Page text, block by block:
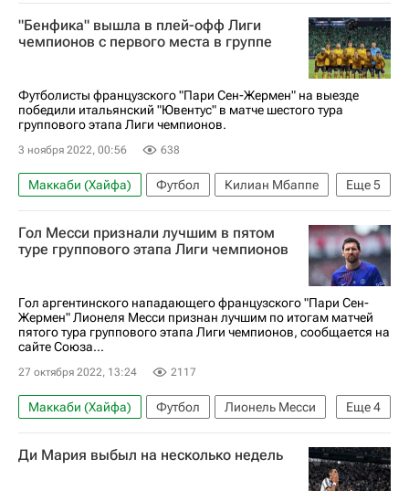
Александр Сторожук
Краснодар
Уотфорд
Футбольные трансферы и слухи
Трансферы
"Бенфика" вышла в плей-офф Лиги
чемпионов с первого места в группе
Футболисты французского "Пари Сен-Жермен" на выезде
победили итальянский "Ювентус" в матче шестого тура
группового этапа Лиги чемпионов.
3 ноября 2022, 00:56 638
Еще5
Маккаби (Хайфа) Футбол
Килиан Мбаппе
Леонардо Бонуччи
Петар Муса
Ювентус
Бенфика
Лига чемпионов УЕФА 2026-2027
Гол Месси признали лучшим в пятом
туре группового этапа Лиги чемпионов
Гол аргентинского нападающего французского "Пари Сен-
Жермен" Лионеля Месси признан лучшим по итогам матчей
пятого тура группового этапа Лиги чемпионов, сообщается на
сайте Союза...
27 октября 2022, 13:24 2117
Еще4
Маккаби (Хайфа) Футбол
Лионель Месси
Кай Хаверц
Рафа Силва
Пари Сен-Жермен (ПСЖ)
Ди Мария выбыл на несколько недель